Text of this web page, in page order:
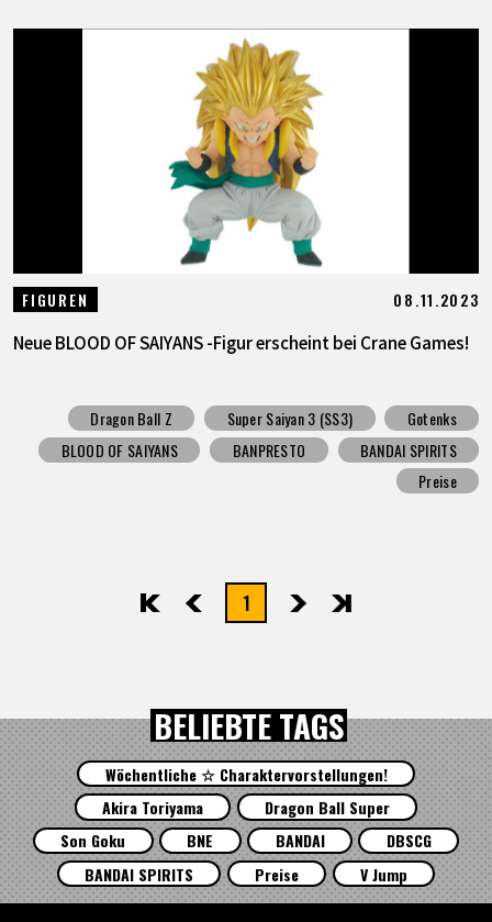
FIGUREN 08.11.2023
Neue BLOOD OF SAIYANS -Figur erscheint bei Crane Games!
Dragon Ball Z Super Saiyan 3 (SS3)
Gotenks
BLOOD OF SAIYANS
BANPRESTO
BANDAI SPIRITS
Preise
先頭 前へ1 次へ最後
BELIEBTE TAGS
Wöchentliche ☆ Charaktervorstellungen!
Akira Toriyama
Dragon Ball Super
Son Goku
BNE BANDAI
DBSCG
BANDAI SPIRITS
Preise V Jump